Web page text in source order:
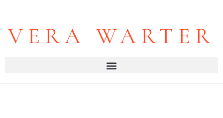
VERA WARTER